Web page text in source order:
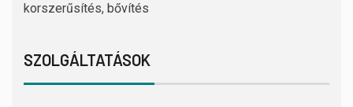
korszerűsítés, bővítés
SZOLGÁLTATÁSOK